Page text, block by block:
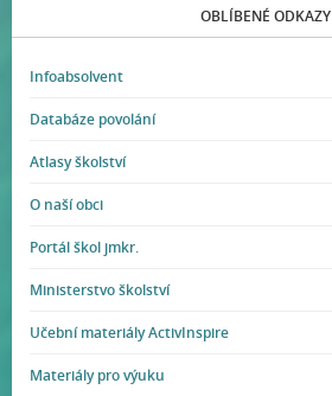
OBLÍBENÉ ODKAZY
Infoabsolvent
Databáze povolání
Atlasy školství
O naší obci
Portál škol jmkr.
Ministerstvo školství
Učební materiály ActivInspire
Materiály pro výuku